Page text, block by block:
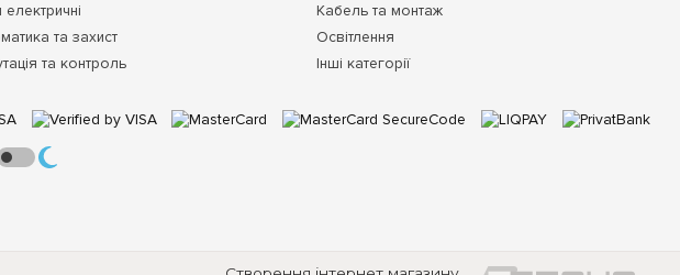
та захист
та контроль
Кабель та монтаж
Освітлення
Інші категорії